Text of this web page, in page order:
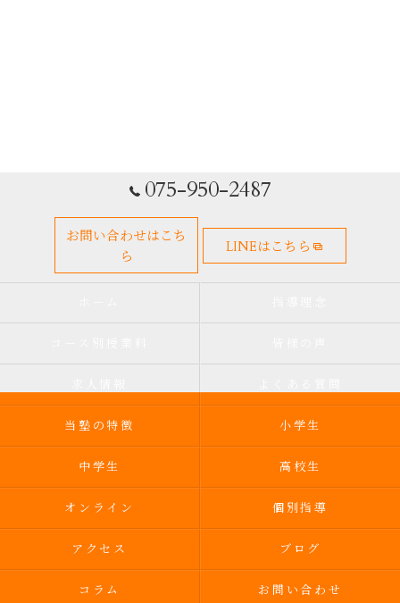
075-950-2487
お問い合わせはこち
ら
LINEはこちら
当塾の特徴 小学生
中学生 高校生
オンライン 個別指導
アクセス ブログ
コラム お問い合わせ